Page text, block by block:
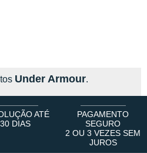
Under Armour.
ATÉ
30 DIAS
PAGAMENTO
SEGURO
2 OU 3 VEZES SEM
JUROS